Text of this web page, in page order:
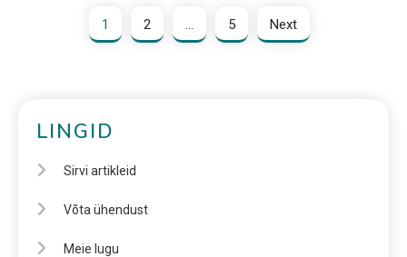
1 2 … 5 Next
LINGID
Sirvi artikleid
Võta ühendust
Meie lugu